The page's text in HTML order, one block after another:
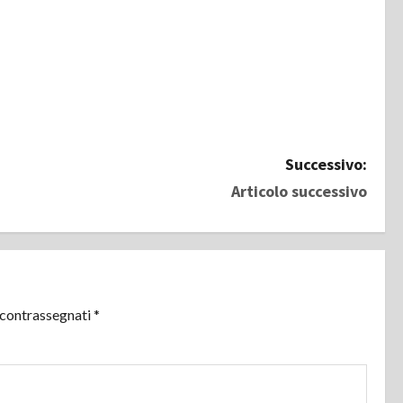
Successivo:
Articolo successivo
*